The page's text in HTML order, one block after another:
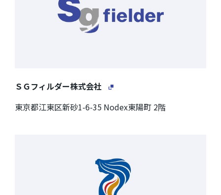
ＳＧフィルダー株式会社
東京都江東区新砂1-6-35 Nodex東陽町 2階